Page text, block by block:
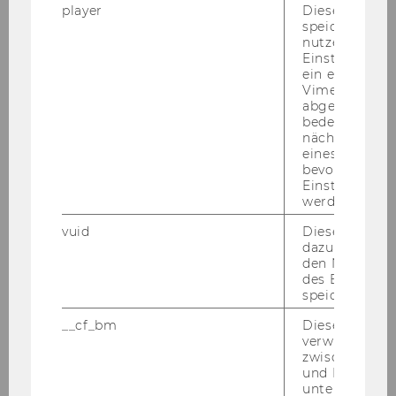
ments to­wards syn­the­tic data.
Based on the out­co­me of WP3, a list of al­rea­dy
pu­blished deep neural net­work ar­chi­tec­tu­res
will be im­ple­men­ted on top of an es­tab­lished
deep lear­ning frame­work. If avail­able, the cor­
rect­ness of the im­ple­men­ta­ti­on will be es­tab­
lished against pu­blished re­fe­rence re­sults. All
im­ple­men­ta­ti­ons will be cou­pled with va­rious
types of privacy-​preserving me­cha­nisms, to be
able to limit the amount of in­for­ma­ti­on that is
re­tai­ned about in­di­vi­du­al sub­jects. The soft­
ware will be de­si­gned to be com­pa­ti­ble with
the vir­tu­al data lab, and in par­ti­cu­lar allow easy
tu­ning of va­rious pa­ra­me­ters, in order to quick­
ly ite­ra­te on dif­fe­rent choices hyper pa­ra­me­ters
and net­work set­tings. Fur­ther, exis­ting model
ar­chi­tec­tu­res could be re­fi­ned in order to meet
the re­qui­re­ments es­tab­lished by WP2.
player
Dieses Cookie
speichert
ein
Vimeo-Video
abgespielt
bedeutet,
nächsten
eines Vimeo-
bevorzugten
werden.
vuid
Dieser
dazu
den
des
speichern.
__cf_bm
Dieses
verwendet,
zwischen
und Bots zu